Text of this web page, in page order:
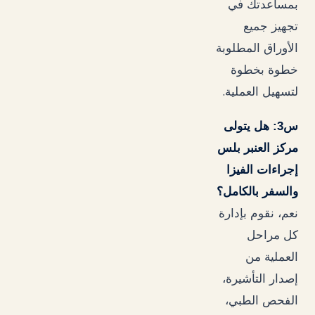
بمساعدتك في
تجهيز جميع
الأوراق المطلوبة
خطوة بخطوة
لتسهيل العملية.
س3: هل يتولى
مركز العنبر بلس
إجراءات الفيزا
والسفر بالكامل؟
نعم، نقوم بإدارة
كل مراحل
العملية من
إصدار التأشيرة،
الفحص الطبي،